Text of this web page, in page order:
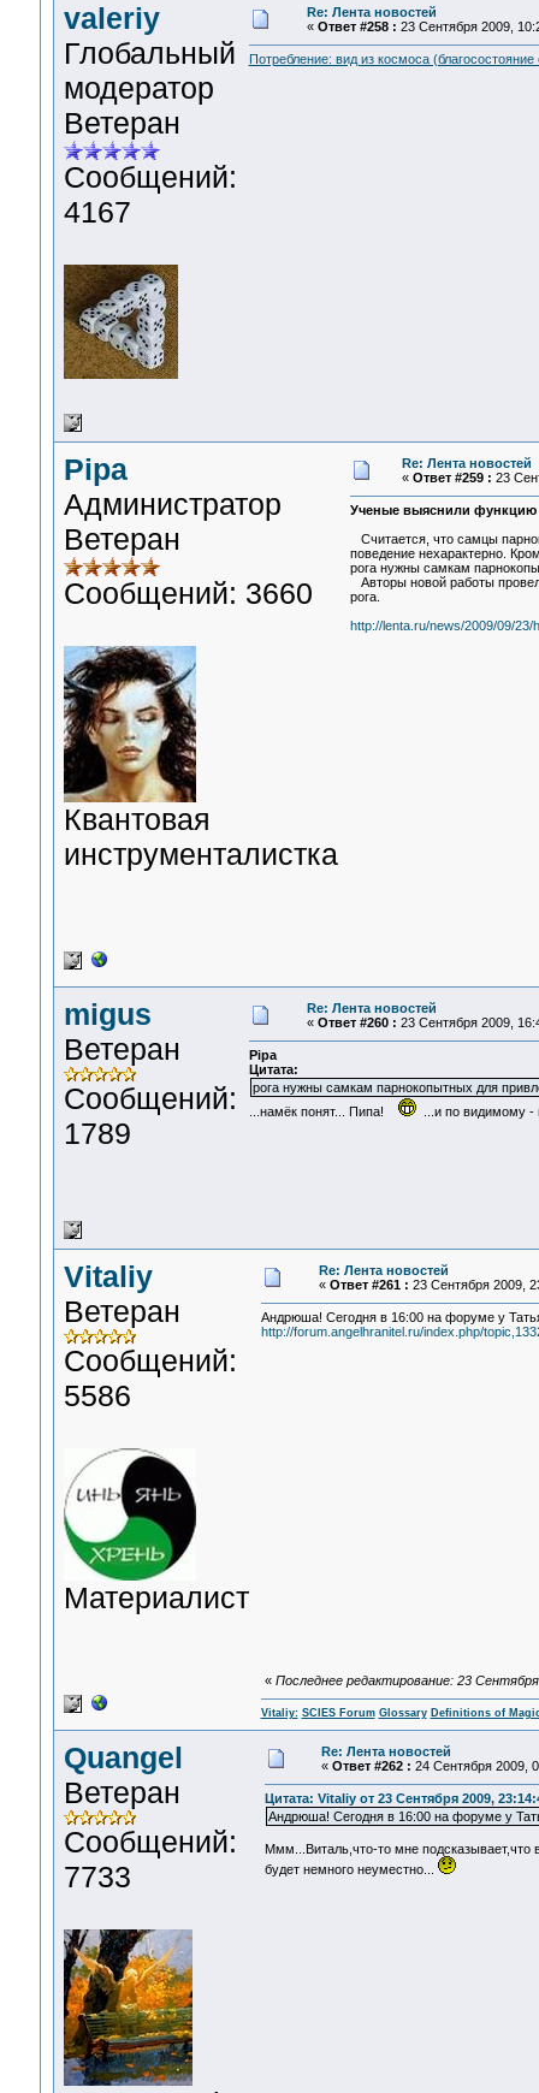
valeriy
Глобальный
модератор
Ветеран
Сообщений:
4167
Re: Лента новостей
« Ответ #258 : 23 Сентября 2009,
Потребление: вид из космоса (благосостояние
Pipa
Администратор
Ветеран
Сообщений: 3660
Квантовая
инструменталистка
Re: Лента новостей
« Ответ #259 : 23
Ученые выяснили функцию
Считается, что самцы
поведение нехарактерно.
рога нужны самкам
Авторы новой работы
рога.
http://lenta.ru/news/2009/09/23/
migus
Ветеран
Сообщений:
1789
Re: Лента новостей
« Ответ #260 : 23 Сентября 2009,
Pipa
Цитата:
рога нужны самкам парнокопытных для
...намёк понят... Пипа!
...и по видимому -
Vitaliy
Ветеран
Сообщений:
5586
Материалист
Re: Лента новостей
« Ответ #261 : 23 Сентября 2009,
Андрюша! Сегодня в 16:00 на форуме у
http://forum.angelhranitel.ru/index.php/
« Последнее редактирование: 23
Vitaliy: SCIES Forum Glossary Definitions of
Quangel
Ветеран
Сообщений:
7733
Re: Лента новостей
« Ответ #262 : 24 Сентября 2009,
Цитата: Vitaliy от 23 Сентября 2009,
Андрюша! Сегодня в 16:00 на форуме у
Ммм...Виталь,что-то мне подсказывает,что
будет немного неуместно...